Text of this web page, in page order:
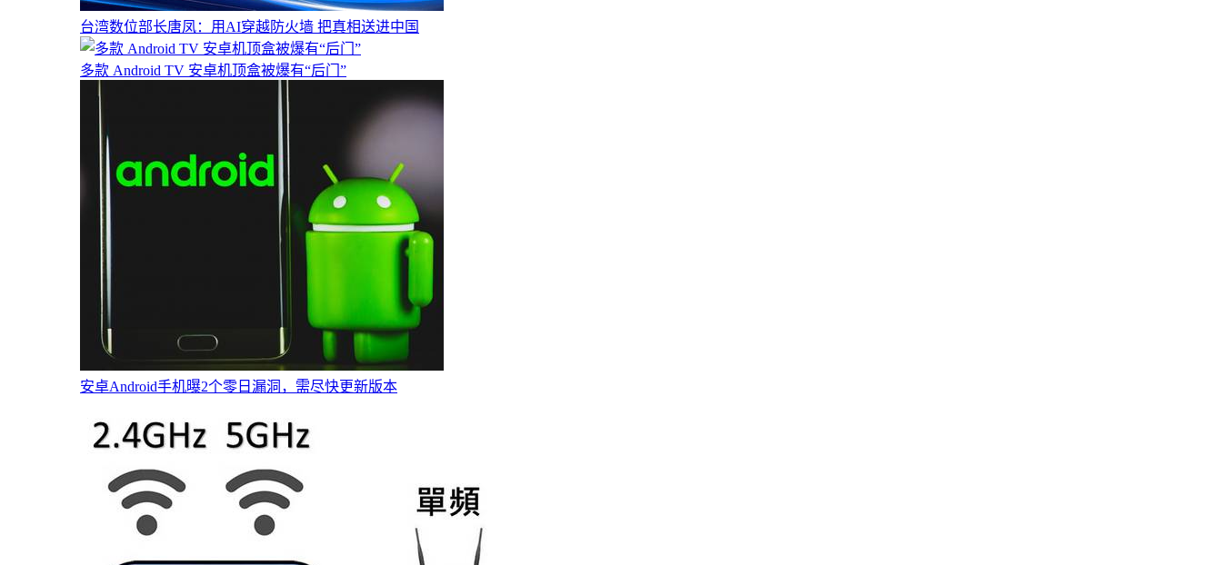
台湾数位部长唐凤：用AI穿越防火墙 把真相送进中国
多款 Android TV 安卓机顶盒被爆有“后门”
安卓Android手机曝2个零日漏洞，需尽快更新版本